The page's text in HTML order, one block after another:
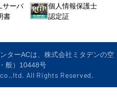
サーバ
書
個人情報保護士
認定証
ターACは、株式会社ミタデンの空
般）10448号
All Rights Reserved.